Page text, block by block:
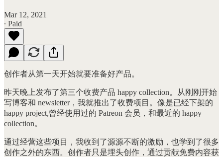
Mar 12, 2021
∙ Paid
创作者从第一天开始就要准备好产品。
昨天晚上发布了第三个收费产品 happy collection。从刚刚开始
写博客和 newsletter，我就推出了收费项目。像是已经下架的
happy project,曾经使用过的 Patreon 会员，和最近的 happy
collection。
通过经营这些项目，我收到了源源不断的激励，也学到了很多
创作之外的东西。创作者只是埋头创作，通过贡献免费内容获